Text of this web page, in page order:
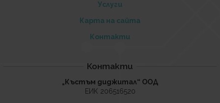
Услуги
Карта на сайта
Контакти
Контакти
„Къстъм диджитал“ ООД
ЕИК 206516520